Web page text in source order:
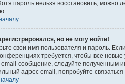
пароль нельзя восстановить, можно
но не могу войти!
свои имя пользователя и пароль.
требуется, чтобы все
сообщение, следуйте полученным
адрес email, попробуйте